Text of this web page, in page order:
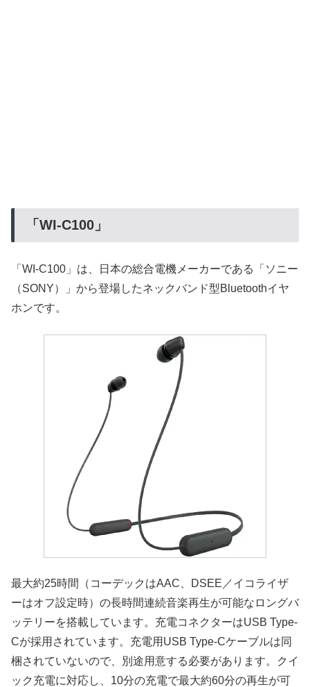
「WI-C100」
「WI-C100」は、日本の総合電機メーカーである「ソニー
（SONY）」から登場したネックバンド型Bluetoothイヤ
ホンです。
最大約25時間（コーデックはAAC、DSEE／イコライザ
ーはオフ設定時）の長時間連続音楽再生が可能なロングバ
ッテリーを搭載しています。充電コネクターはUSB Type-
Cが採用されています。充電用USB Type-Cケーブルは同
梱されていないので、別途用意する必要があります。クイ
ック充電に対応し、10分の充電で最大約60分の再生が可